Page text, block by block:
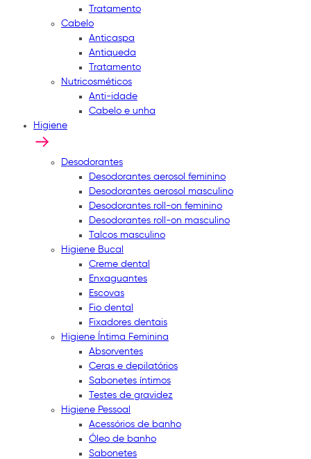
Tratamento
Cabelo
Anticaspa
Antiqueda
Tratamento
Nutricosméticos
Anti-idade
Cabelo e unha
Higiene
Desodorantes
Desodorantes aerosol feminino
Desodorantes aerosol masculino
Desodorantes roll-on feminino
Desodorantes roll-on masculino
Talcos masculino
Higiene Bucal
Creme dental
Enxaguantes
Escovas
Fio dental
Fixadores dentais
Higiene Íntima Feminina
Absorventes
Ceras e depilatórios
Sabonetes íntimos
Testes de gravidez
Higiene Pessoal
Acessórios de banho
Óleo de banho
Sabonetes